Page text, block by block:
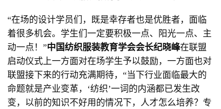
“在场的设计学员们，既是幸存者也是优胜者，面临
着很多机会。学生们一定要积极一点、阳光一点、主
动一点！”中国纺织服装教育学会会长纪晓峰在联盟
启动仪式上一方面对在场学生予以鼓励，一方面也对
联盟接下来的行动充满期待，“当下行业面临最大的
命题就是产业变革，‘纺织’一词的内涵都已发生改
变，以前的知识不好用的情况下，人才怎么培养？专